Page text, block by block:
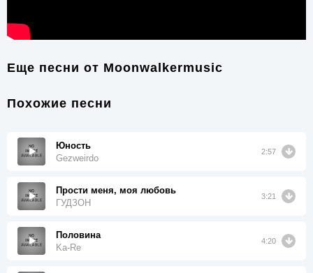
Еще песни от Moonwalkermusic
Похожие песни
Юность
Gezweirdo
2:57
Прости меня, моя любовь
ГУДЗОН
3:21
Половина
Ka-Re
4:20